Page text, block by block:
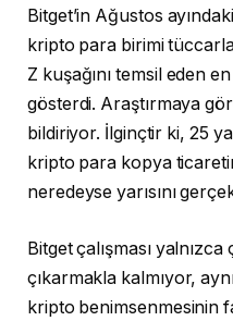
Bitget’in Ağustos
kripto para birimi
Z kuşağını temsil eden
gösterdi. Araştırmaya
bildiriyor. İlginçtir ki, 25
kripto para kopya
neredeyse yarısını
Bitget çalışması
çıkarmakla kalmıyor,
kripto benimsenmesinin